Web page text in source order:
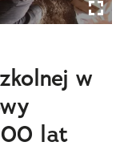
w
lat